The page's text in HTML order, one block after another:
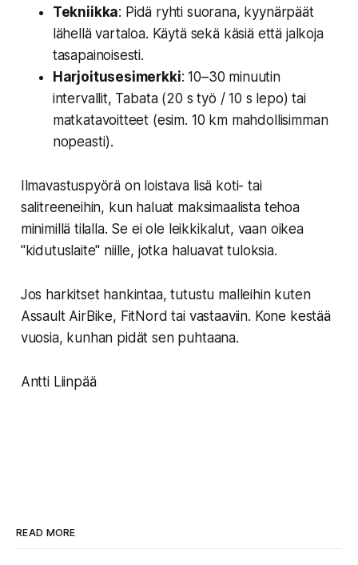
Tekniikka: Pidä ryhti suorana, kyynärpäät
lähellä vartaloa. Käytä sekä käsiä että jalkoja
tasapainoisesti.
Harjoitusesimerkki: 10–30 minuutin
intervallit, Tabata (20 s työ / 10 s lepo) tai
matkatavoitteet (esim. 10 km mahdollisimman
nopeasti).
Ilmavastuspyörä on loistava lisä koti- tai
salitreeneihin, kun haluat maksimaalista tehoa
minimillä tilalla. Se ei ole leikkikalut, vaan oikea
"kidutuslaite" niille, jotka haluavat tuloksia.
Jos harkitset hankintaa, tutustu malleihin kuten
Assault AirBike, FitNord tai vastaaviin. Kone kestää
vuosia, kunhan pidät sen puhtaana.
Antti Liinpää
READ MORE